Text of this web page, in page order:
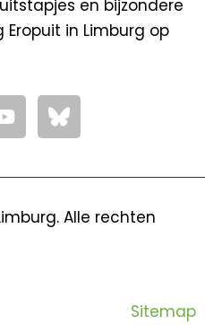
en bijzondere
Eropuit in Limburg op
Y
o
u
b
Alle rechten
Sitemap